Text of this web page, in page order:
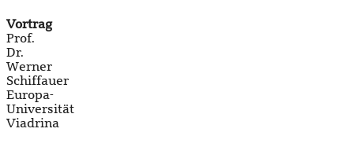
Vortrag
Prof.
Dr.
Werner
Schiffauer
Europa-
Universität
Viadrina